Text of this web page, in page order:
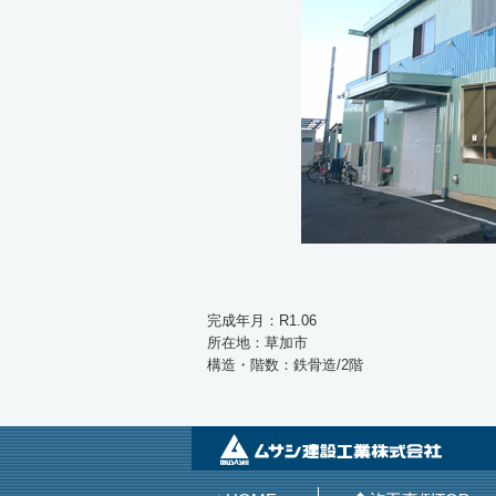
完成年月：R1.06
所在地：草加市
構造・階数：鉄骨造/2階